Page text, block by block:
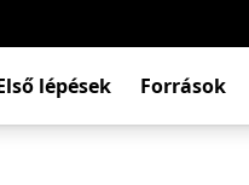
lépések Források